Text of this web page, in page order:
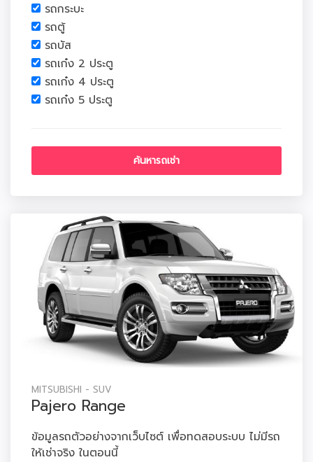
รถกระบะ
รถตู้
รถบัส
รถเก๋ง 2 ประตู
รถเก๋ง 4 ประตู
รถเก๋ง 5 ประตู
MITSUBISHI - SUV
Pajero Range
ข้อมูลรถตัวอย่างจากเว็บไซต์ เพื่อทดสอบระบบ ไม่มีรถ
ให้เช่าจริง ในตอนนี้